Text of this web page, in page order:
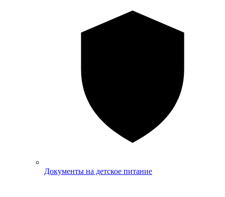
Документы на детское питание